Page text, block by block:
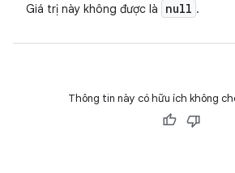
Giá trị này không được là null .
Thông tin này có hữu ích không